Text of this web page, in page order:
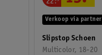
Slipstop Schoen
Multicolor, 18-20
Verkoop via partner